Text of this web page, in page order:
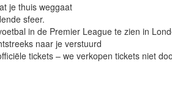
je thuis weggaat
sfeer.
in de Premier League te zien in
naar je verstuurd
tickets – we verkopen tickets niet